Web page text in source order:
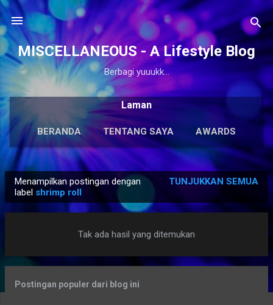
Langsung ke konten utama
MISCELLANEOUS - A Lifestyle Blog
Berbagi yuuukk...
Laman
BERANDA TENTANG SAYA AWARDS
ANTOLOGI LAINNYA… KARYA SOLO
o
i
n
Menampilkan postingan dengan
label shrimp roll
TUNJUKKAN SEMUA
Tak ada hasil yang ditemukan
Postingan populer dari blog ini